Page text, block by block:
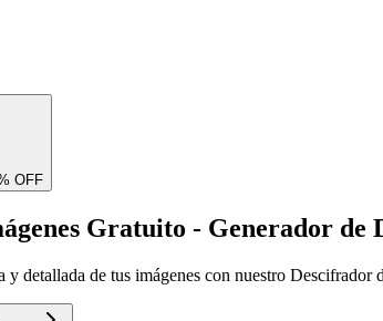
OFF
Gratuito - Generador de
detallada de tus imágenes con nuestro